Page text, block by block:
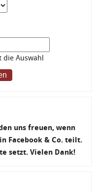
die Auswahl
uns freuen, wenn
Facebook & Co. teilt.
setzt. Vielen Dank!